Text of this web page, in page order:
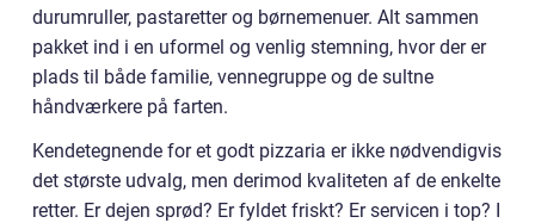
durumruller, pastaretter og børnemenuer. Alt sammen
pakket ind i en uformel og venlig stemning, hvor der er
plads til både familie, vennegruppe og de sultne
håndværkere på farten.
Kendetegnende for et godt pizzaria er ikke nødvendigvis
det største udvalg, men derimod kvaliteten af de enkelte
retter. Er dejen sprød? Er fyldet friskt? Er servicen i top? I